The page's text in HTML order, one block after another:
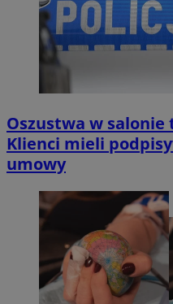
Oszustwa w
Klienci mieli
umowy